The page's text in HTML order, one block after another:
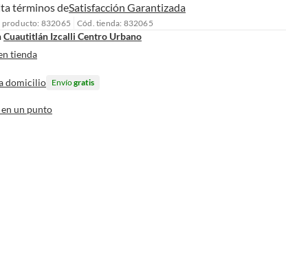
términos deSatisfacción Garantizada
producto: 832065 Cód. tienda: 832065
Cuautitlán Izcalli Centro Urbano
tienda
domicilio Envíogratis
un punto